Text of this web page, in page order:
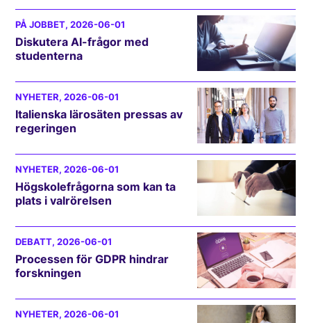
PÅ JOBBET, 2026-06-01
Diskutera AI-frågor med
studenterna
NYHETER, 2026-06-01
Italienska lärosäten pressas av
regeringen
NYHETER, 2026-06-01
Högskolefrågorna som kan ta
plats i valrörelsen
DEBATT, 2026-06-01
Processen för GDPR hindrar
forskningen
NYHETER, 2026-06-01